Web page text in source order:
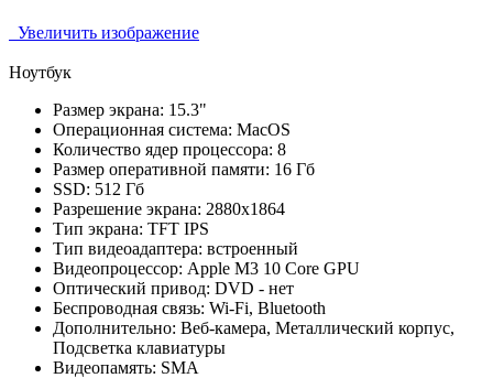
Увеличить изображение
Ноутбук
Размер экрана: 15.3"
Операционная система: MacOS
Количество ядер процессора: 8
Размер оперативной памяти: 16 Гб
SSD: 512 Гб
Разрешение экрана: 2880x1864
Тип экрана: TFT IPS
Тип видеоадаптера: встроенный
Видеопроцессор: Apple M3 10 Core GPU
Оптический привод: DVD - нет
Беспроводная связь: Wi-Fi, Bluetooth
Дополнительно: Веб-камера, Металлический корпус,
Подсветка клавиатуры
Видеопамять: SMA